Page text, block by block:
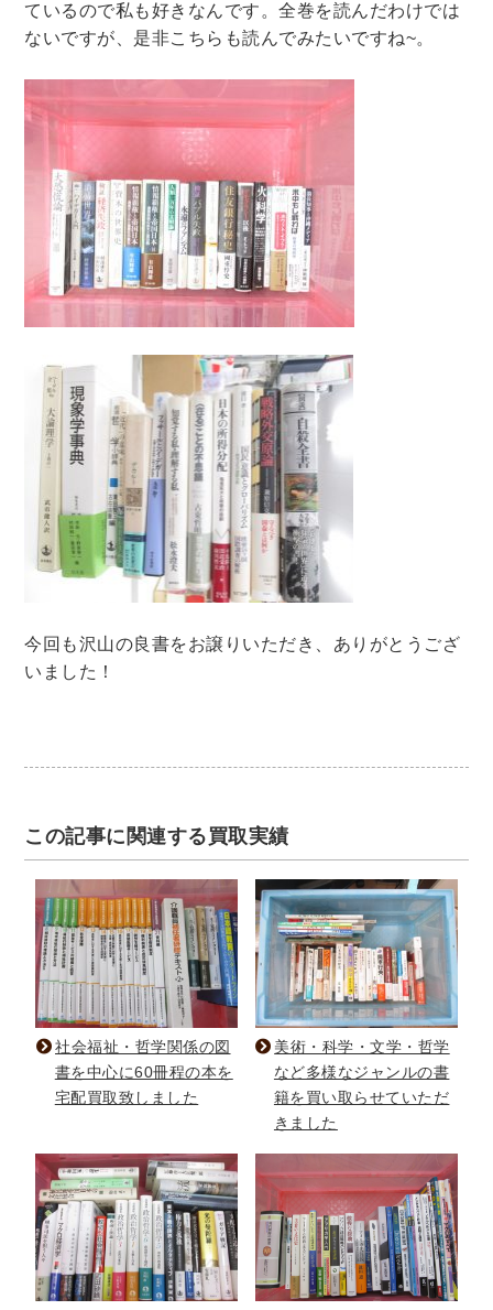
ガーデニング
クッキング・レシピ本・グルメ
趣味・スポーツ
自転車・サイクリング 釣り
他スポーツ
登山・ハイキング・クライミング
資格検定・辞書辞典
公務員・教員採用試験
医療・看護資格
語学検定・通訳
語学辞典・辞典
法律・ビジネス・事務資格関連
運輸・船舶・通信
食品・衛生・福祉
CD・DVD・Blu-ray
CD・DVD
洋書
その他
木版画・浮世絵
木版画・浮世絵
ているので私も好きなんです。全巻を読んだわけでは
ないですが、是非こちらも読んでみたいですね~。
今回も沢山の良書をお譲りいただき、ありがとうござ
いました！
この記事に関連する買取実績
社会福祉・哲学関係の図
書を中心に60冊程の本を
宅配買取致しました
美術・科学・文学・哲学
など多様なジャンルの書
籍を買い取らせていただ
きました